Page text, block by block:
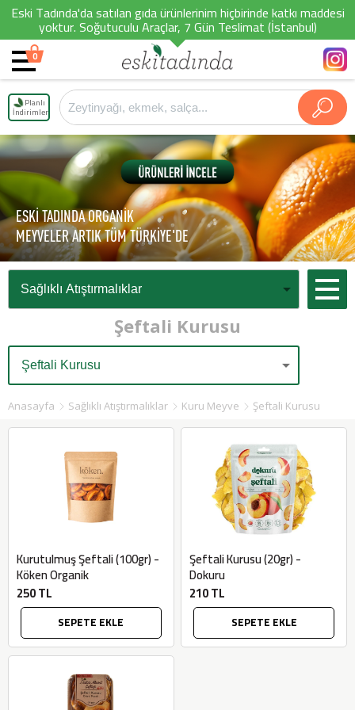
Eski Tadında'da satılan gıda ürünlerinim hiçbirinde katkı maddesi
yoktur. Soğutuculu Araçlar, 7 Gün Teslimat (İstanbul)
0
Planlı
İndirimler
ESKİ TADINDA ORGANİK
MEYVELER ARTIK TÜM TÜRKİYE'DE
Şeftali Kurusu
Anasayfa Sağlıklı Atıştırmalıklar Kuru Meyve Şeftali Kurusu
Kurutulmuş Şeftali (100gr) -
Köken Organik
250 TL
SEPETE EKLE
Şeftali Kurusu (20gr) -
Dokuru
210 TL
SEPETE EKLE